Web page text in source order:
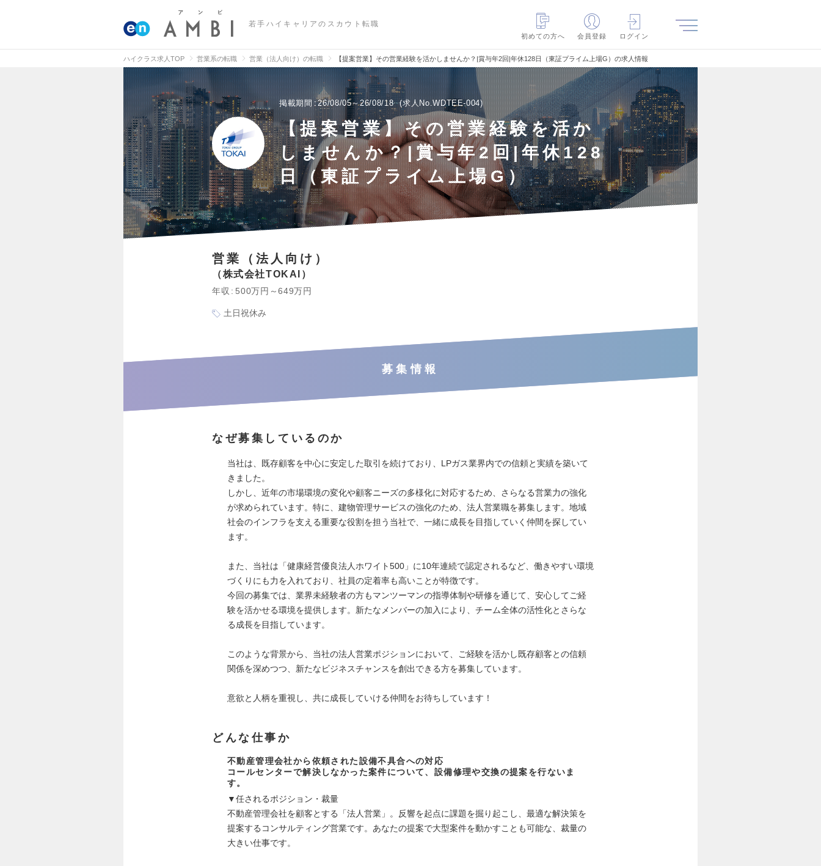
若手ハイキャリアのスカウト転職
初めての方へ
会員登録 ログイン
ハイクラス求人TOP 営業系の転職 営業（法人向け）の転職 【提案営業】その営業経験を活かしませんか？|賞与年2回|年休128日（東証プライム上場G）の求人情報
掲載期間 26/08/05～26/08/18 求人No.WDTEE-004
【提案営業】その営業経験を活か
しませんか？|賞与年2回|年休128
日（東証プライム上場G）
営業（法人向け）
株式会社TOKAI
年収 500万円～649万円
土日祝休み
募集情報
なぜ募集しているのか
当社は、既存顧客を中心に安定した取引を続けており、LPガス業界内での信頼と実績を築いて
きました。
しかし、近年の市場環境の変化や顧客ニーズの多様化に対応するため、さらなる営業力の強化
が求められています。特に、建物管理サービスの強化のため、法人営業職を募集します。地域
社会のインフラを支える重要な役割を担う当社で、一緒に成長を目指していく仲間を探してい
ます。
また、当社は「健康経営優良法人ホワイト500」に10年連続で認定されるなど、働きやすい環境
づくりにも力を入れており、社員の定着率も高いことが特徴です。
今回の募集では、業界未経験者の方もマンツーマンの指導体制や研修を通じて、安心してご経
験を活かせる環境を提供します。新たなメンバーの加入により、チーム全体の活性化とさらな
る成長を目指しています。
このような背景から、当社の法人営業ポジションにおいて、ご経験を活かし既存顧客との信頼
関係を深めつつ、新たなビジネスチャンスを創出できる方を募集しています。
意欲と人柄を重視し、共に成長していける仲間をお待ちしています！
どんな仕事か
不動産管理会社から依頼された設備不具合への対応
コールセンターで解決しなかった案件について、設備修理や交換の提案を行ないま
す。
▼任されるポジション・裁量
不動産管理会社を顧客とする「法人営業」。反響を起点に課題を掘り起こし、最適な解決策を
提案するコンサルティング営業です。あなたの提案で大型案件を動かすことも可能な、裁量の
大きい仕事です。